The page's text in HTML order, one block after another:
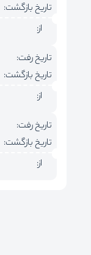
تاریخ بازگشت:
از:
تاریخ رفت:
تاریخ بازگشت:
از:
تاریخ رفت:
تاریخ بازگشت:
از: